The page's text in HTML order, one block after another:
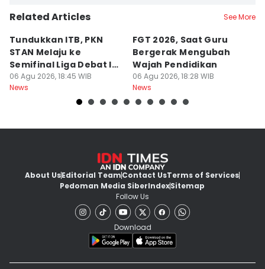
Related Articles See More
Tundukkan ITB, PKN
STAN Melaju ke
Semifinal Liga Debat IDN
Times 2026
06 Agu 2026, 18:45 WIB
News
FGT 2026, Saat Guru
Bergerak Mengubah
Wajah Pendidikan
06 Agu 2026, 18:28 WIB
News
About UsEditorial TeamContact UsTerms of Services
Pedoman Media SiberIndexSitemap
Follow Us
Download